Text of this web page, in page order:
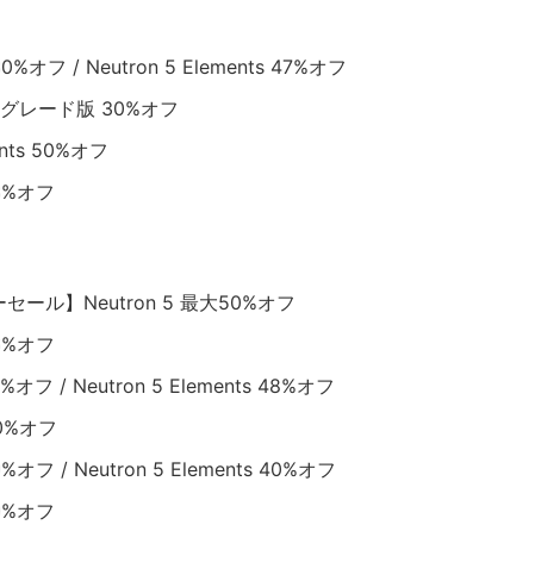
オフ / Neutron 5 Elements 47%オフ
レード版 30%オフ
50%オフ
オフ
セール】Neutron 5 最大50%オフ
オフ
オフ / Neutron 5 Elements 48%オフ
オフ
オフ / Neutron 5 Elements 40%オフ
オフ